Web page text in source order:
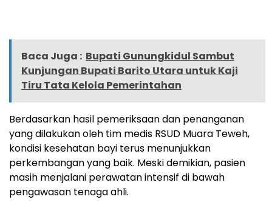
Baca Juga : Bupati Gunungkidul Sambut
Kunjungan Bupati Barito Utara untuk Kaji
Tiru Tata Kelola Pemerintahan
Berdasarkan hasil pemeriksaan dan penanganan
yang dilakukan oleh tim medis RSUD Muara Teweh,
kondisi kesehatan bayi terus menunjukkan
perkembangan yang baik. Meski demikian, pasien
masih menjalani perawatan intensif di bawah
pengawasan tenaga ahli.